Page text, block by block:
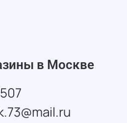
в Москве